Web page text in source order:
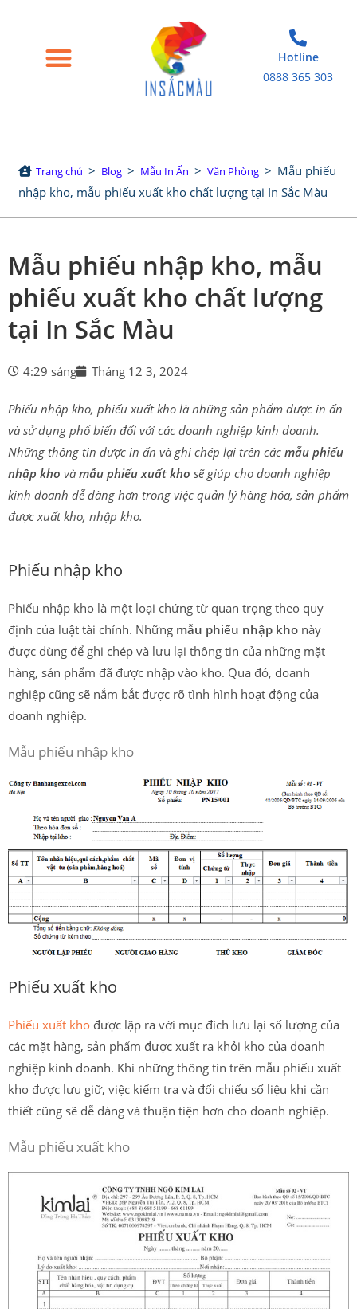
Hotline
0888 365 303
Trang chủ > Blog > Mẫu In Ấn > Văn Phòng > Mẫu phiếu
nhập kho, mẫu phiếu xuất kho chất lượng tại In Sắc Màu
Mẫu phiếu nhập kho, mẫu
phiếu xuất kho chất lượng
tại In Sắc Màu
4:29 sáng Tháng 12 3, 2024
Phiếu nhập kho, phiếu xuất kho là những sản phẩm được in ấn
và sử dụng phổ biến đối với các doanh nghiệp kinh doanh.
Những thông tin được in ấn và ghi chép lại trên các mẫu phiếu
nhập kho và mẫu phiếu xuất kho sẽ giúp cho doanh nghiệp
kinh doanh dễ dàng hơn trong việc quản lý hàng hóa, sản phẩm
được xuất kho, nhập kho.
Phiếu nhập kho
Phiếu nhập kho là một loại chứng từ quan trọng theo quy
định của luật tài chính. Những mẫu phiếu nhập kho này
được dùng để ghi chép và lưu lại thông tin của những mặt
hàng, sản phẩm đã được nhập vào kho. Qua đó, doanh
nghiệp cũng sẽ nắm bắt được rõ tình hình hoạt động của
doanh nghiệp.
Mẫu phiếu nhập kho
Phiếu xuất kho
Phiếu xuất kho được lập ra với mục đích lưu lại số lượng của
các mặt hàng, sản phẩm được xuất ra khỏi kho của doanh
nghiệp kinh doanh. Khi những thông tin trên mẫu phiếu xuất
kho được lưu giữ, việc kiểm tra và đối chiếu số liệu khi cần
thiết cũng sẽ dễ dàng và thuận tiện hơn cho doanh nghiệp.
Mẫu phiếu xuất kho